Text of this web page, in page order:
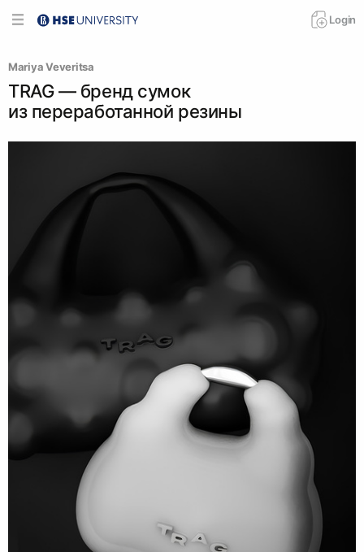
Login
Mariya Veveritsa
TRAG — бренд сумок
из переработанной резины